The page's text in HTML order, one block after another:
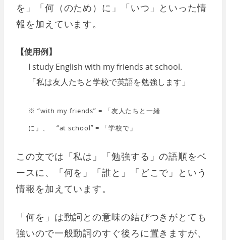
を」「何（のため）に」「いつ」といった情
報を加えています。
【使用例】
I study English with my friends at school.
「私は友人たちと学校で英語を勉強します」
※ “with my friends” = 「友人たちと一緒
に」、 “at school” = 「学校で」
この文では「私は」「勉強する」の語順をベ
ースに、「何を」「誰と」「どこで」という
情報を加えています。
「何を」は動詞との意味の結びつきがとても
強いので一般動詞のすぐ後ろに置きますが、